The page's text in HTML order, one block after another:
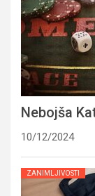
Nebojša
10/12/2024
ZANIMLJIVOSTI